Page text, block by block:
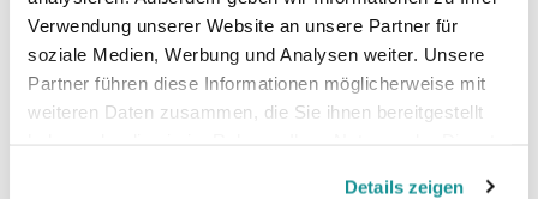
Verwendung unserer Website an unsere Partner für
soziale Medien, Werbung und Analysen weiter. Unsere
Partner führen diese Informationen möglicherweise mit
weiteren Daten zusammen, die Sie ihnen bereitgestellt
Details zeigen
PETA-Vegan, WRAP, faire Arbeitsbedingungen,
REACH, Sedex